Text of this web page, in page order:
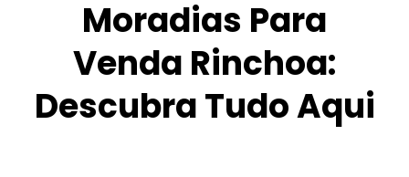
Moradias Para
Venda Rinchoa:
Descubra Tudo Aqui